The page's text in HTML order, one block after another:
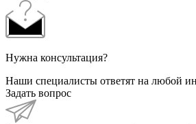
Нужна консультация?
Наши специалисты ответят на любой
Задать вопрос